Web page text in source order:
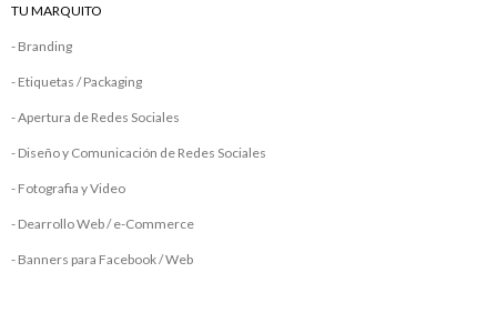
TU MARQUITO
- Branding
- Etiquetas / Packaging
- Apertura de Redes Sociales
- Diseño y Comunicación de Redes Sociales
- Fotografia y Video
- Dearrollo Web / e-Commerce
- Banners para Facebook / Web